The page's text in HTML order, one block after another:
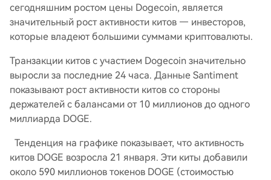
сегодняшним ростом цены Dogecoin, является
значительный рост активности китов — инвесторов,
которые владеют большими суммами криптовалюты.
Транзакции китов с участием Dogecoin значительно
выросли за последние 24 часа. Данные Santiment
показывают рост активности китов со стороны
держателей с балансами от 10 миллионов до одного
миллиарда DOGE.
Тенденция на графике показывает, что активность
китов DOGE возросла 21 января. Эти киты добавили
около 590 миллионов токенов DOGE (стоимостью